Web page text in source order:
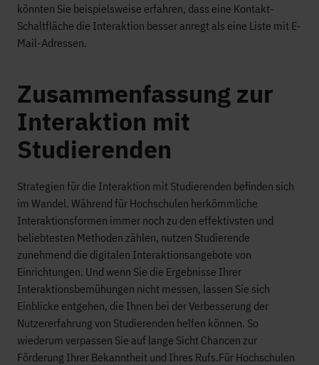
könnten Sie beispielsweise erfahren, dass eine Kontakt-
Schaltfläche die Interaktion besser anregt als eine Liste mit E-
Mail-Adressen.
Zusammenfassung zur
Interaktion mit
Studierenden
Strategien für die Interaktion mit Studierenden befinden sich
im Wandel. Während für Hochschulen herkömmliche
Interaktionsformen immer noch zu den effektivsten und
beliebtesten Methoden zählen, nutzen Studierende
zunehmend die digitalen Interaktionsangebote von
Einrichtungen. Und wenn Sie die Ergebnisse Ihrer
Interaktionsbemühungen nicht messen, lassen Sie sich
Einblicke entgehen, die Ihnen bei der Verbesserung der
Nutzererfahrung von Studierenden helfen können. So
wiederum verpassen Sie auf lange Sicht Chancen zur
Förderung Ihrer Bekanntheit und Ihres Rufs.Für Hochschulen